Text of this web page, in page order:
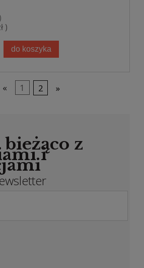
)
)
do koszyka
« 1 2 »
z
i